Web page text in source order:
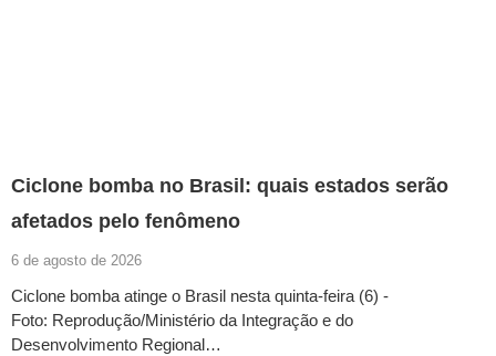
Ciclone bomba no Brasil: quais estados serão
afetados pelo fenômeno
6 de agosto de 2026
Ciclone bomba atinge o Brasil nesta quinta-feira (6) -
Foto: Reprodução/Ministério da Integração e do
Desenvolvimento Regional…